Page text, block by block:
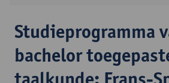
Studieprogramma
bachelor